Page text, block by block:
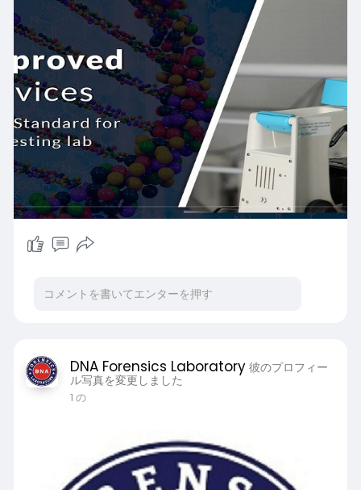
DNA Forensics Laboratory 彼のプロフィー
ル写真を変更しました
1 の